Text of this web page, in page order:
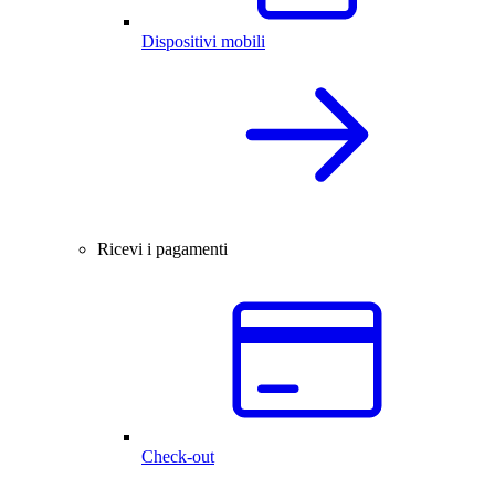
Dispositivi mobili
Ricevi i pagamenti
Check-out